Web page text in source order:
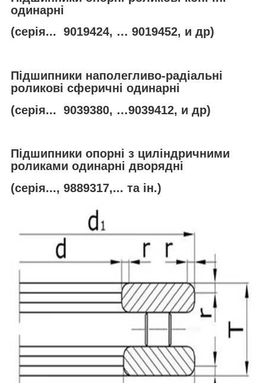
одинарні
(серія... 9019424, … 9019452, и др)
Підшипники наполегливо-радіальні
роликові сферичні одинарні
(серія... 9039380, …9039412, и др)
Підшипники опорні з циліндричними
роликами одинарні дворядні
(серія..., 9889317,... та ін.)